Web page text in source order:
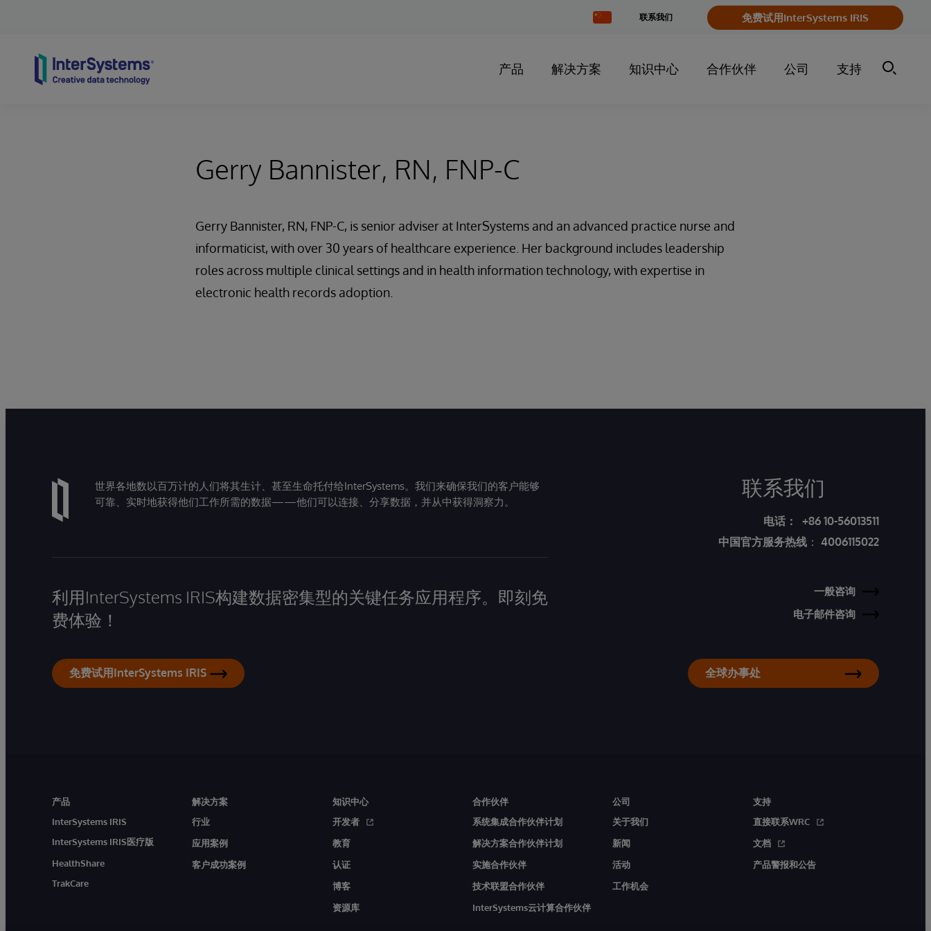
Change
Country
联系我们 免费试用InterSystems IRIS
产品 解决方案 知识中心 合作伙伴 公司 支持
Gerry Bannister, RN, FNP-C
Gerry Bannister, RN, FNP-C, is senior adviser at InterSystems and an advanced practice nurse and
informaticist, with over 30 years of healthcare experience. Her background includes leadership
roles across multiple clinical settings and in health information technology, with expertise in
electronic health records adoption.
世界各地数以百万计的人们将其生计、甚至生命托付给InterSystems。我们来确保我们的客户能够
可靠、实时地获得他们工作所需的数据——他们可以连接、分享数据，并从中获得洞察力。
利用InterSystems IRIS构建数据密集型的关键任务应用程序。即刻免
费体验！
免费试用InterSystems IRIS
联系我们
电话：
+86 10-56013511
中国官方服务热线 ： 4006115022
一般咨询
电子邮件咨询
全球办事处
产品
InterSystems IRIS
InterSystems IRIS医疗版
HealthShare
TrakCare
解决方案
行业
应用案例
客户成功案例
知识中心
开发者
教育
认证
博客
资源库
合作伙伴
系统集成合作伙伴计划
解决方案合作伙伴计划
实施合作伙伴
技术联盟合作伙伴
InterSystems云计算合作伙伴
公司
关于我们
新闻
活动
工作机会
支持
直接联系WRC
文档
产品警报和公告